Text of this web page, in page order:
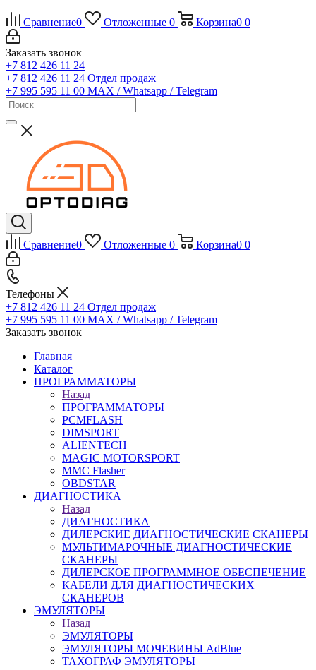
Сравнение0 Отложенные 0 Корзина0 0
Заказать звонок
+7 812 426 11 24
+7 812 426 11 24 Отдел продаж
+7 995 595 11 00 MAX / Whatsapp / Telegram
Сравнение0 Отложенные 0 Корзина0 0
Телефоны
+7 812 426 11 24 Отдел продаж
+7 995 595 11 00 MAX / Whatsapp / Telegram
Заказать звонок
Главная
Каталог
ПРОГРАММАТОРЫ
Назад
ПРОГРАММАТОРЫ
PCMFLASH
DIMSPORT
ALIENTECH
MAGIC MOTORSPORT
MMC Flasher
OBDSTAR
ДИАГНОСТИКА
Назад
ДИАГНОСТИКА
ДИЛЕРСКИЕ ДИАГНОСТИЧЕСКИЕ СКАНЕРЫ
МУЛЬТИМАРОЧНЫЕ ДИАГНОСТИЧЕСКИЕ
СКАНЕРЫ
ДИЛЕРСКОЕ ПРОГРАММНОЕ ОБЕСПЕЧЕНИЕ
КАБЕЛИ ДЛЯ ДИАГНОСТИЧЕСКИХ
СКАНЕРОВ
ЭМУЛЯТОРЫ
Назад
ЭМУЛЯТОРЫ
ЭМУЛЯТОРЫ МОЧЕВИНЫ АdBlue
ТАХОГРАФ ЭМУЛЯТОРЫ